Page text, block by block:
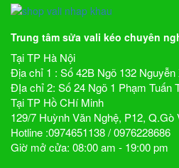
Trung tâm sửa vali kéo chuyên
Tại TP Hà Nội
Địa chỉ 1 : Số 42B Ngõ 132
ĐỊa chỉ 2: Số 24 Ngõ 1 Phạm Tuấn
Tại TP Hồ CHí Minh
129/7 Huỳnh Văn Nghệ, P12,
Hotline :0974651138 / 0976228686
Giờ mở cửa: 08:00 am - 19:00 pm